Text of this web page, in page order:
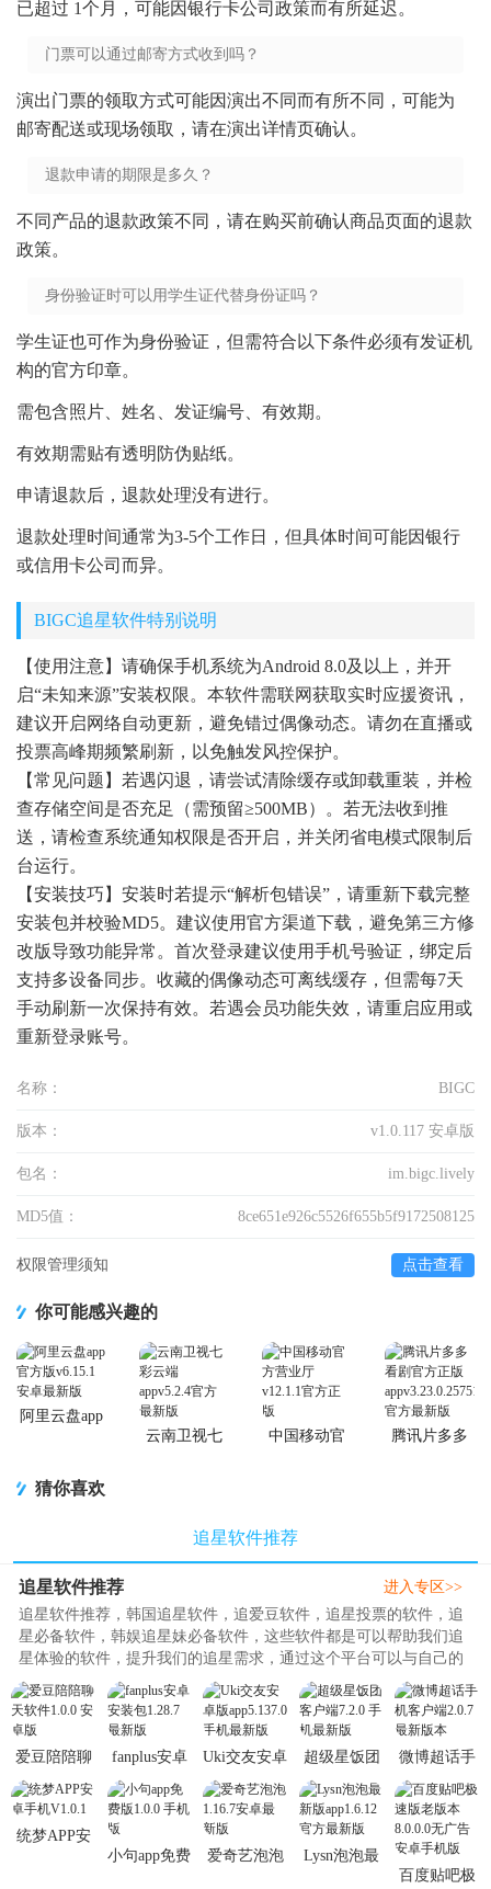
已超过 1个月，可能因银行卡公司政策而有所延迟。
门票可以通过邮寄方式收到吗？
演出门票的领取方式可能因演出不同而有所不同，可能为
邮寄配送或现场领取，请在演出详情页确认。
退款申请的期限是多久？
不同产品的退款政策不同，请在购买前确认商品页面的退款
政策。
身份验证时可以用学生证代替身份证吗？
学生证也可作为身份验证，但需符合以下条件必须有发证机
构的官方印章。
需包含照片、姓名、发证编号、有效期。
有效期需贴有透明防伪贴纸。
申请退款后，退款处理没有进行。
退款处理时间通常为3-5个工作日，但具体时间可能因银行
或信用卡公司而异。
BIGC追星软件特别说明
【使用注意】请确保手机系统为Android 8.0及以上，并开
启“未知来源”安装权限。本软件需联网获取实时应援资讯，
建议开启网络自动更新，避免错过偶像动态。请勿在直播或
投票高峰期频繁刷新，以免触发风控保护。
【常见问题】若遇闪退，请尝试清除缓存或卸载重装，并检
查存储空间是否充足（需预留≥500MB）。若无法收到推
送，请检查系统通知权限是否开启，并关闭省电模式限制后
台运行。
【安装技巧】安装时若提示“解析包错误”，请重新下载完整
安装包并校验MD5。建议使用官方渠道下载，避免第三方修
改版导致功能异常。首次登录建议使用手机号验证，绑定后
支持多设备同步。收藏的偶像动态可离线缓存，但需每7天
手动刷新一次保持有效。若遇会员功能失效，请重启应用或
重新登录账号。
名称： BIGC
版本： v1.0.117 安卓版
包名： im.bigc.lively
MD5值： 8ce651e926c5526f655b5f9172508125
权限管理须知 点击查看
你可能感兴趣的
阿里云盘app
云南卫视七
中国移动官
腾讯片多多
猜你喜欢
追星软件推荐
追星软件推荐
追星软件推荐，韩国追星软件，追爱豆软件，追星投票的软件，追
星必备软件，韩娱追星妹必备软件，这些软件都是可以帮助我们追
星体验的软件，提升我们的追星需求，通过这个平台可以与自己的
爱豆进行聊天和对话，操作方..
进入专区>>
爱豆陪陪聊
天软件1.0.0
安卓版
fanplus安卓
安装包
1.28.7 最新
Uki交友安卓
版app5.137.0
手机最新版
超级星饭团
客户端7.2.0
手机最新版
微博超话手
机客户端
2.0.7 最新版
本
统梦APP安
小句app免费
爱奇艺泡泡
Lysn泡泡最
百度贴吧极